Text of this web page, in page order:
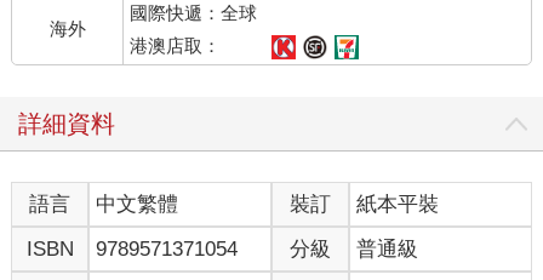
海外
國際快遞：全球
港澳店取：
詳細資料
語言 中文繁體 裝訂
紙本平裝
ISBN
9789571371054 分級 普通級